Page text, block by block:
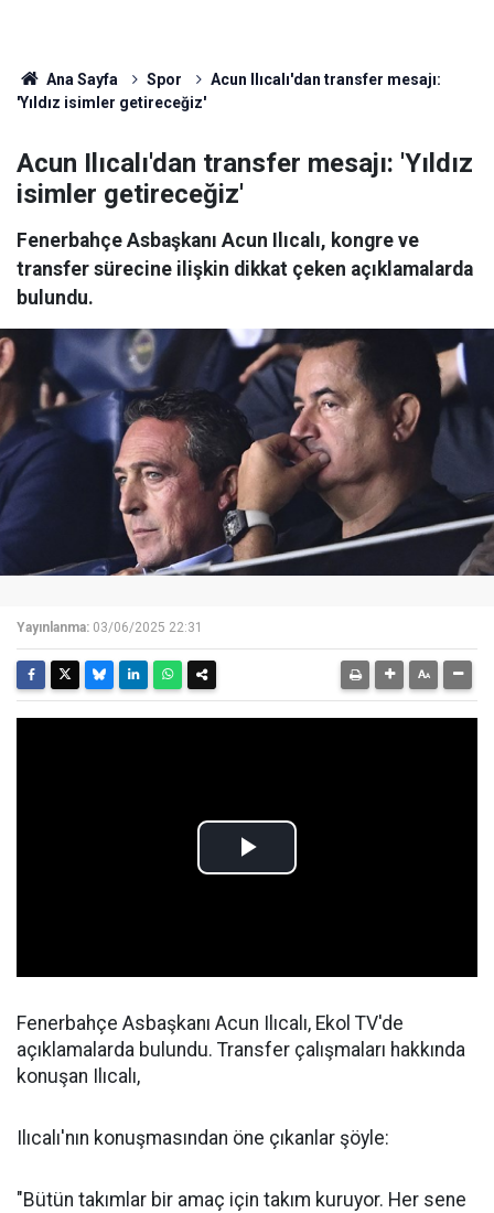
Ana Sayfa Spor
Acun Ilıcalı'dan transfer mesajı:
'Yıldız isimler getireceğiz'
Acun Ilıcalı'dan transfer mesajı: 'Yıldız
isimler getireceğiz'
Fenerbahçe Asbaşkanı Acun Ilıcalı, kongre ve
transfer sürecine ilişkin dikkat çeken açıklamalarda
bulundu.
Yayınlanma: 03/06/2025 22:31
Fenerbahçe Asbaşkanı Acun Ilıcalı, Ekol TV'de
açıklamalarda bulundu. Transfer çalışmaları hakkında
konuşan Ilıcalı,
Ilıcalı'nın konuşmasından öne çıkanlar şöyle:
"Bütün takımlar bir amaç için takım kuruyor. Her sene